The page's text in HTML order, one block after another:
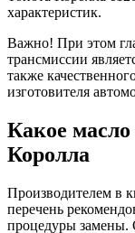
характеристик.
Важно! При этом
трансмиссии
также
изготовителя
Какое
Королла
Производителем в
перечень
процедуры замены.